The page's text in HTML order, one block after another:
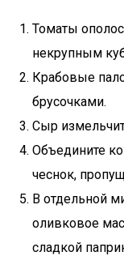
Томаты
некрупным
Крабовые
брусочками.
Сыр
Объедините
чеснок,
В отдельной
оливковое
сладкой